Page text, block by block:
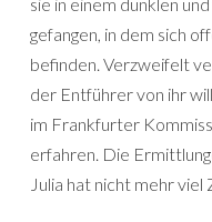
gefangen, in dem sich
befinden. Verzweifelt
der Entführer von ihr
im Frankfurter
erfahren. Die
Julia hat nicht mehr viel